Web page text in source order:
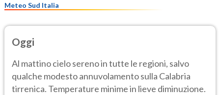
Meteo Sud Italia
Oggi
Al mattino cielo sereno in tutte le regioni, salvo
qualche modesto annuvolamento sulla Calabria
tirrenica. Temperature minime in lieve diminuzione.